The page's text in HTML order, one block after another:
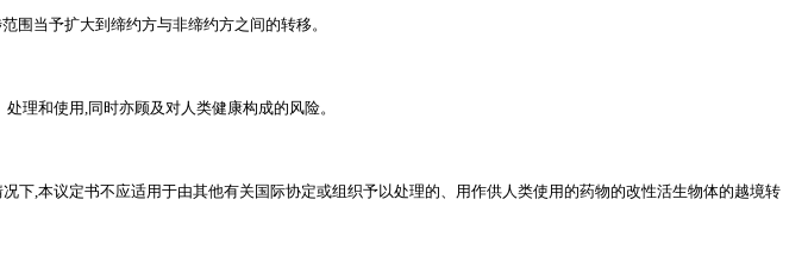
当予扩大到缔约方与非缔约方之间的转移。
和使用,同时亦顾及对人类健康构成的风险。
,本议定书不应适用于由其他有关国际协定或组织予以处理的、用作供人类使用的药物的改性活生物体的越境转